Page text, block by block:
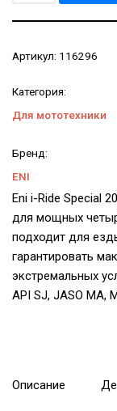
Артикул: 116296
Категория:
Для мототехники
Бренд:
ENI
Eni i-Ride Special
для мощных
подходит для
гарантировать
экстремальных
API SJ, JASO MA,
Описание